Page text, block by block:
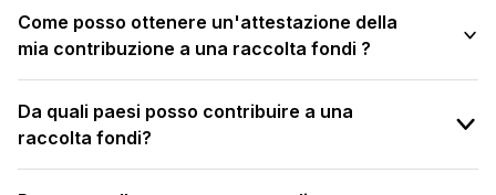
Come posso ottenere un'attestazione della
mia contribuzione a una raccolta fondi ?
Da quali paesi posso contribuire a una
raccolta fondi?